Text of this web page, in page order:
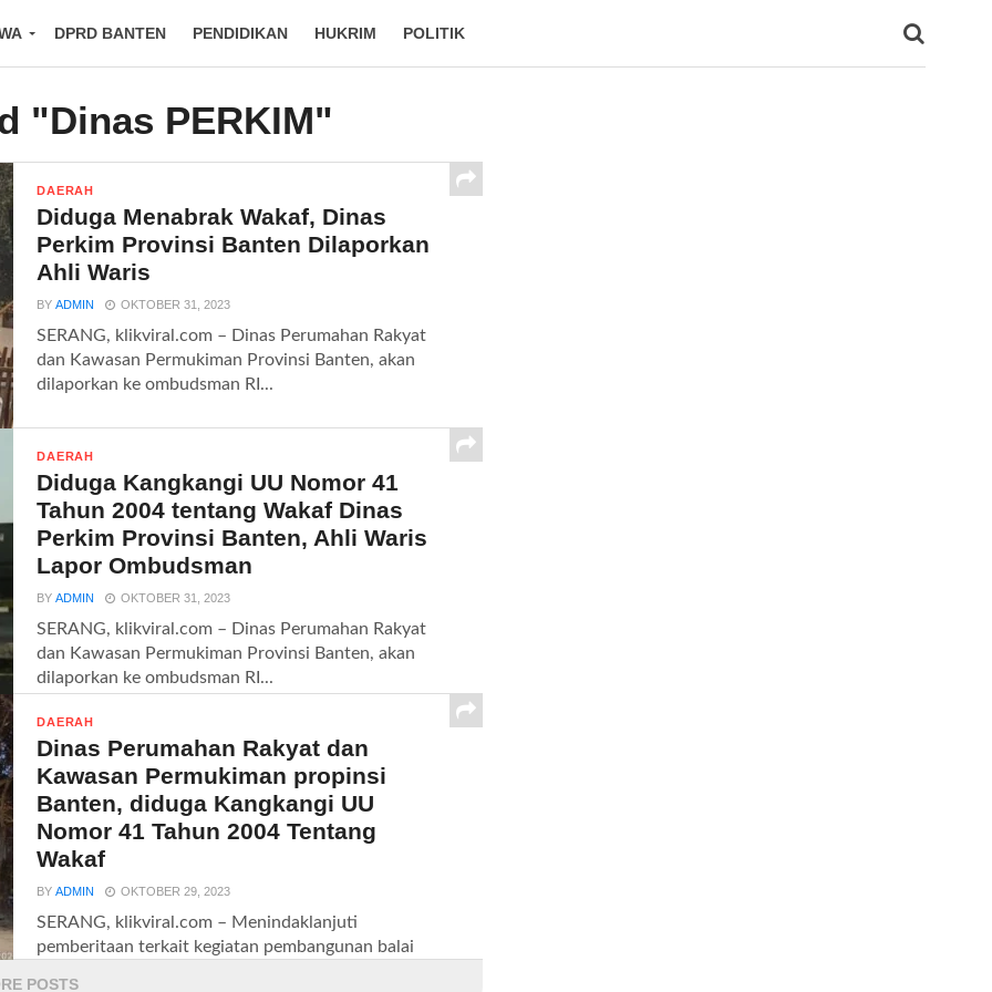
DPRD BANTEN PENDIDIKAN HUKRIM POLITIK
"Dinas PERKIM"
DAERAH
Diduga Menabrak Wakaf, Dinas
Perkim Provinsi Banten Dilaporkan
Ahli Waris
BYADMIN OKTOBER 31, 2023
SERANG, klikviral.com – Dinas Perumahan Rakyat
dan Kawasan Permukiman Provinsi Banten, akan
dilaporkan ke ombudsman RI...
DAERAH
Diduga Kangkangi UU Nomor 41
Tahun 2004 tentang Wakaf Dinas
Perkim Provinsi Banten, Ahli Waris
Lapor Ombudsman
BYADMIN OKTOBER 31, 2023
SERANG, klikviral.com – Dinas Perumahan Rakyat
dan Kawasan Permukiman Provinsi Banten, akan
dilaporkan ke ombudsman RI...
DAERAH
Dinas Perumahan Rakyat dan
Kawasan Permukiman propinsi
Banten, diduga Kangkangi UU
Nomor 41 Tahun 2004 Tentang
Wakaf
BYADMIN OKTOBER 29, 2023
SERANG, klikviral.com – Menindaklanjuti
pemberitaan terkait kegiatan pembangunan balai
POSTS